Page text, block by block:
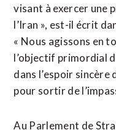
visant à exercer une
l’Iran », est-il écrit
« Nous agissons en
l’objectif primordial
dans l’espoir
pour sortir de
Au Parlement de